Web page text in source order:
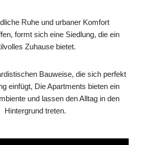
Ruhe und urbaner Komfort
formt sich eine Siedlung, die ein
Zuhause bietet.
Bauweise, die sich perfekt
einfügt, Die Apartments bieten ein
und lassen den Alltag in den
Hintergrund treten.